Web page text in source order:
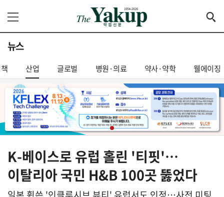
뉴스
산업 글로벌 병원·의료 약사·약학 웰에이징
K-베이스로 유럽 홀린 '티핏'…
이탈리아 국민 H&B 100곳 뚫었다